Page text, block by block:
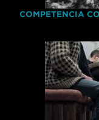
COMPETENCIA